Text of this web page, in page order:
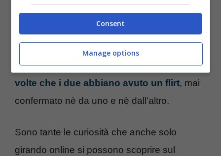
“Rockpolitik”, “Dormi amore la situazione non
è buona”, “…Adriano” e “Due guerrieri
innamorati”. Per via della sua collaborazione
su diversi set conOrnella Muti si è detto più
volte che i due abbiano avuto un flirt, mai
confermato nè da uno e nè dall’altro.
Sono tante le curiosità che anche solo
girando online si possono scoprire sul
Consent
Manage options